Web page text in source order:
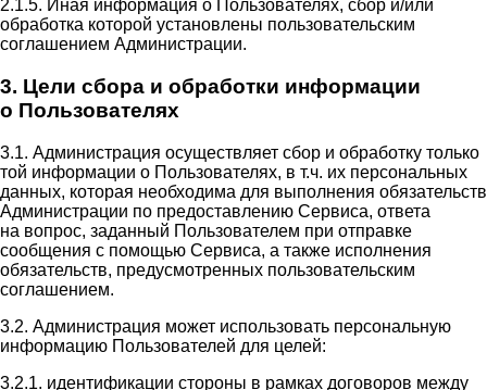
2.1.5. Иная информация о Пользователях, сбор и/или
обработка которой установлены пользовательским
соглашением Администрации.
3. Цели сбора и обработки информации
о Пользователях
3.1. Администрация осуществляет сбор и обработку только
той информации о Пользователях, в т.ч. их персональных
данных, которая необходима для выполнения обязательств
Администрации по предоставлению Сервиса, ответа
на вопрос, заданный Пользователем при отправке
сообщения с помощью Сервиса, а также исполнения
обязательств, предусмотренных пользовательским
соглашением.
3.2. Администрация может использовать персональную
информацию Пользователей для целей:
3.2.1. идентификации стороны в рамках договоров между